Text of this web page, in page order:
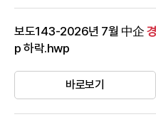
보도143-2026년 7월 中企
p 하락.hwp
바로보기